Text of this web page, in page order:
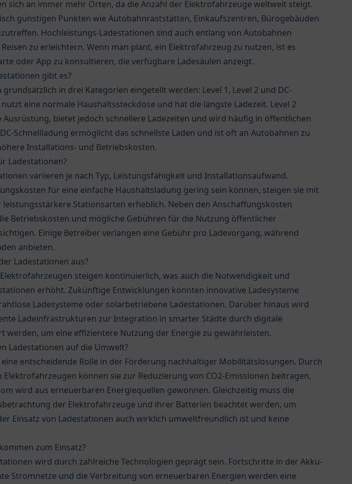
sich an immer mehr Orten, da die Anzahl der Elektrofahrzeuge weltweit steigt.
günstigen Punkten wie Autobahnraststätten, Einkaufszentren, Bürogebäuden
Hochleistungs-Ladestationen sind auch entlang von Autobahnen
zu erleichtern. Wenn man plant, ein Elektrofahrzeug zu nutzen, ist es
oder App zu konsultieren, die verfügbare Ladesäulen anzeigt.
gibt es?
in drei Kategorien eingeteilt werden: Level 1, Level 2 und DC-
eine normale Haushaltssteckdose und hat die längste Ladezeit. Level 2
Ausrüstung, bietet jedoch schnellere Ladezeiten und wird häufig in öffentlichen
Schnellladung ermöglicht das schnellste Laden und ist oft an Autobahnen zu
Installations- und Betriebskosten.
Ladestationen?
variieren je nach Typ, Leistungsfähigkeit und Installationsaufwand.
für eine einfache Haushaltsladung gering sein können, steigen sie mit
Stationsarten erheblich. Neben den Anschaffungskosten
Betriebskosten und mögliche Gebühren für die Nutzung öffentlicher
Einige Betreiber verlangen eine Gebühr pro Ladevorgang, während
anbieten.
Ladestationen aus?
steigen kontinuierlich, was auch die Notwendigkeit und
erhöht. Zukünftige Entwicklungen könnten innovative Ladesysteme
Ladesysteme oder solarbetriebene Ladestationen. Darüber hinaus wird
Ladeinfrastrukturen zur Integration in smarter Städte durch digitale
werden, um eine effizientere Nutzung der Energie zu gewährleisten.
Ladestationen auf die Umwelt?
entscheidende Rolle in der Förderung nachhaltiger Mobilitätslösungen. Durch
können sie zur Reduzierung von CO2-Emissionen beitragen,
wird aus erneuerbaren Energiequellen gewonnen. Gleichzeitig muss die
der Elektrofahrzeuge und ihrer Batterien beachtet werden, um
Einsatz von Ladestationen auch wirklich umweltfreundlich ist und keine
zum Einsatz?
wird durch zahlreiche Technologien geprägt sein. Fortschritte in der Akku-
Stromnetze und die Verbreitung von erneuerbaren Energien werden eine